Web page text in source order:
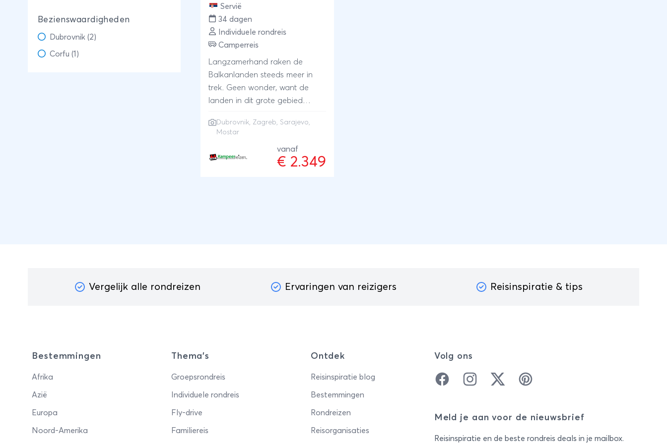
Bezienswaardigheden
Dubrovnik (2)
Corfu (1)
Servië
34 dagen
Individuele rondreis
Camperreis
Langzamerhand raken de
Balkanlanden steeds meer in
trek. Geen wonder, want de
landen in dit grote gebied
kloven, rivieren, prachtige meren
Daarnaast vindt u er
indrukwekkende musea en
Dubrovnik, Zagreb, Sarajevo,
Mostar
vanaf
€ 2.349
Vergelijk alle rondreizen Ervaringen van reizigers Reisinspiratie & tips
Bestemmingen
Afrika
Azië
Europa
Noord-Amerika
Thema's
Groepsrondreis
Individuele rondreis
Fly-drive
Familiereis
Ontdek
Reisinspiratie blog
Bestemmingen
Rondreizen
Reisorganisaties
Volg ons
FacebookInstagramTwitter Pinterest
Meld je aan voor de nieuwsbrief
Reisinspiratie en de beste rondreis deals in je mailbox.